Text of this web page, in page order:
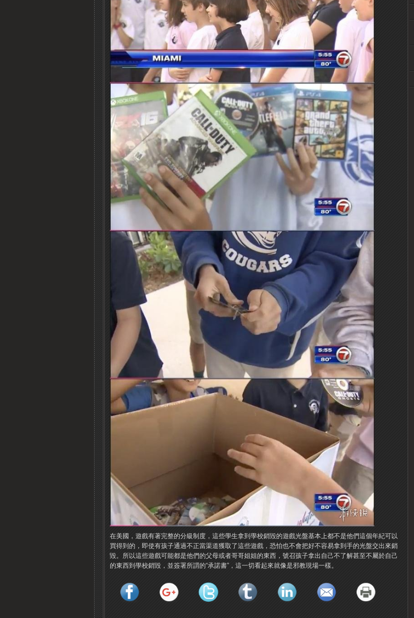
在美國，遊戲有著完整的分級制度，這些學生拿到學校銷毀的遊戲光盤基本上都不是他們這個年紀可以
買得到的，即使有孩子通過不正當渠道獲取了這些遊戲，恐怕也不會把好不容易拿到手的光盤交出來銷
毀。所以這些遊戲可能都是他們的父母或者哥哥姐姐的東西，號召孩子拿出自己不了解甚至不屬於自己
的東西到學校銷毀，並簽署所謂的“承諾書”，這一切看起來就像是邪教現場一樣。